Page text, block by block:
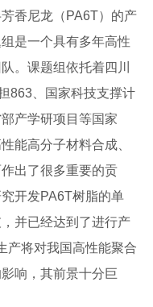
香尼龙（PA6T）的产
是一个具有多年高性
。课题组依托着四川
863、国家科技支撑计
产学研项目等国家
能高分子材料合成、
出了很多重要的贡
开发PA6T树脂的单
并已经达到了进行产
产将对我国高性能聚合
响，其前景十分巨